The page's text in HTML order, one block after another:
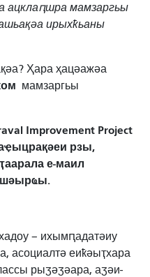
ацклаԥшра мамзаргьы
ирыхҟьаны
Ҳара ҳацәажәа
мамзаргьы
Improvement Project
рзы,
е-маил
– ихымԥадатәиу
асоциалтә еиҟәыҭхара
рыӡәӡәара, аӡәи-